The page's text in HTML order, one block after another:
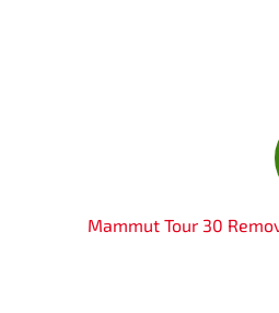
Mammut Tour 30